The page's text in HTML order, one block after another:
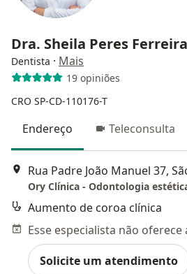
Dra. Sheila Peres Ferreira
Dentista · Mais
19 opiniões
CRO SP-CD-110176-T
Endereço Teleconsulta
Rua Padre João Manuel 37,
Ory Clínica - Odontologia
Aumento de coroa clínica
Solicite um atendimento